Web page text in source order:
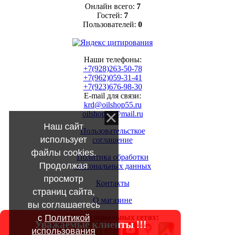
Онлайн всего: 7
Гостей: 7
Пользователей: 0
Наши телефоны:
+7(928)263-50-78
+7(962)059-31-41
+7(923)676-98-30
E-mail для связи:
krd@oilshop55.ru
oilshop55@mail.ru
Пользовательсткое
соглашение
Политика обработки
персональных данных
Контакты
О магазине
МЫ в социальных сетях:
Уважаемые клиенты !!!
Наш сайт
использует
файлы cookies.
Продолжая
просмотр
страниц сайта,
вы соглашаетесь
с Политикой
использования